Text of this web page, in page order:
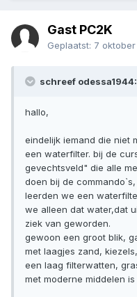
Gast PC2K
Geplaatst: 7 oktober
schreef odessa1944:
hallo,
eindelijk iemand die niet
een waterfilter. bij de
gevechtsveld" die alle
doen bij de commando`s,
leerden we een
we alleen dat water,dat
ziek van geworden.
gewoon een groot blik,
met laagjes zand,
een laag filterwatten,
met moderne middelen